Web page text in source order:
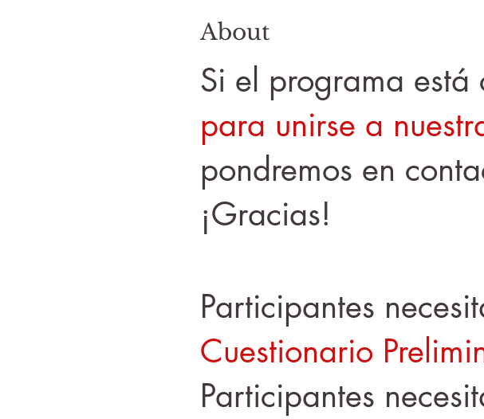
About
Si el programa está
para unirse a
pondremos en
¡Gracias!
Participantes
Cuestionario
Participantes